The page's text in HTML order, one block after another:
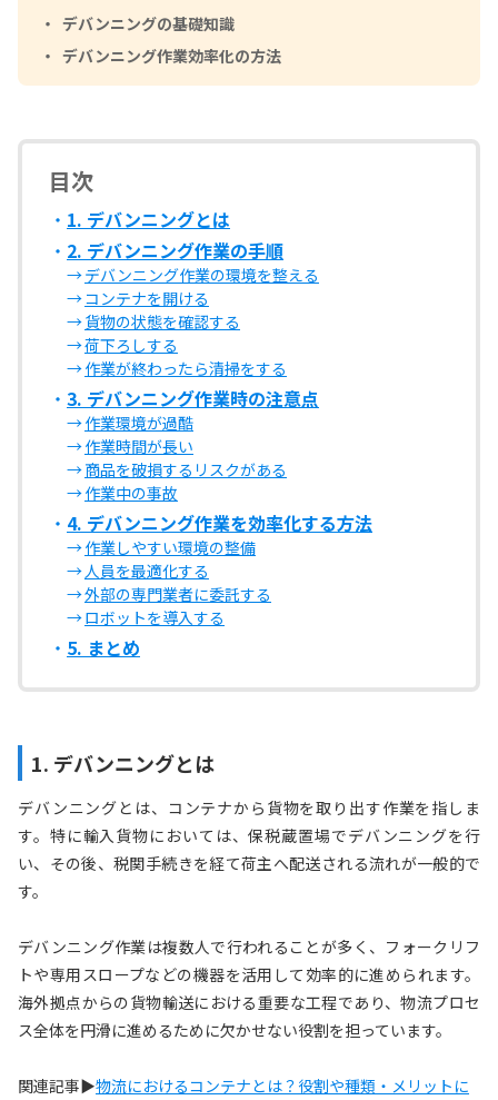
デバンニングの基礎知識
デバンニング作業効率化の方法
目次
1. デバンニングとは
2. デバンニング作業の手順
デバンニング作業の環境を整える
コンテナを開ける
貨物の状態を確認する
荷下ろしする
作業が終わったら清掃をする
3. デバンニング作業時の注意点
作業環境が過酷
作業時間が長い
商品を破損するリスクがある
作業中の事故
4. デバンニング作業を効率化する方法
作業しやすい環境の整備
人員を最適化する
外部の専門業者に委託する
ロボットを導入する
5. まとめ
1. デバンニングとは
デバンニングとは、コンテナから貨物を取り出す作業を指しま
す。特に輸入貨物においては、保税蔵置場でデバンニングを行
い、その後、税関手続きを経て荷主へ配送される流れが一般的で
す。
デバンニング作業は複数人で行われることが多く、フォークリフ
トや専用スロープなどの機器を活用して効率的に進められます。
海外拠点からの貨物輸送における重要な工程であり、物流プロセ
ス全体を円滑に進めるために欠かせない役割を担っています。
関連記事▶物流におけるコンテナとは？役割や種類・メリットに